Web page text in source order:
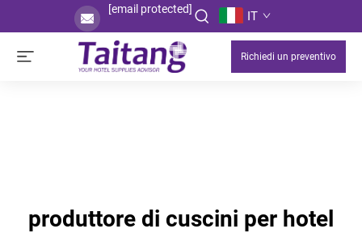
[email protected] IT
Richiedi un preventivo
produttore di cuscini per hotel